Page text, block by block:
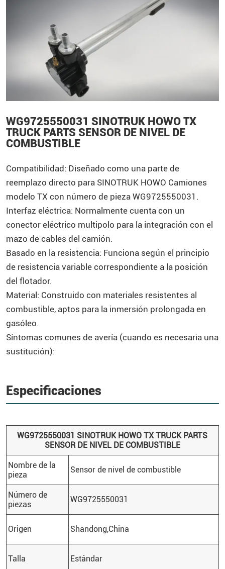
WG9725550031 SINOTRUK HOWO TX
TRUCK PARTS SENSOR DE NIVEL DE
COMBUSTIBLE
Compatibilidad: Diseñado como una parte de
reemplazo directo para SINOTRUK HOWO Camiones
modelo TX con número de pieza WG9725550031.
Interfaz eléctrica: Normalmente cuenta con un
conector eléctrico multipolo para la integración con el
mazo de cables del camión.
Basado en la resistencia: Funciona según el principio
de resistencia variable correspondiente a la posición
del flotador.
Material: Construido con materiales resistentes al
combustible, aptos para la inmersión prolongada en
gasóleo.
Síntomas comunes de avería (cuando es necesaria una
sustitución):
Especificaciones
WG9725550031 SINOTRUK HOWO TX TRUCK PARTS
SENSOR DE NIVEL DE COMBUSTIBLE
Nombre de la
pieza
Sensor de nivel de combustible
Número de
piezas
WG9725550031
Origen Shandong,China
Talla Estándar